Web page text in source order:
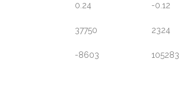
0.24 -0.12
37750 2324
-8603 105283